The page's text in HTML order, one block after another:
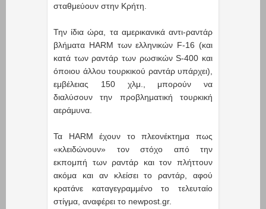
σταθμεύουν στην Κρήτη.
Την ίδια ώρα, τα αμερικανικά αντι-ραντάρ
βλήματα HARM των ελληνικών F-16 (και
κατά των ραντάρ των ρωσικών S-400 και
όποιου άλλου τουρκικού ραντάρ υπάρχει),
εμβέλειας 150 χλμ., μπορούν να
διαλύσουν την προβληματική τουρκική
αεράμυνα.
Τα HARM έχουν το πλεονέκτημα πως
«κλειδώνουν» τον στόχο από την
εκπομπή των ραντάρ και τον πλήττουν
ακόμα και αν κλείσει το ραντάρ, αφού
κρατάνε καταγεγραμμένο το τελευταίο
στίγμα, αναφέρει το newpost.gr.